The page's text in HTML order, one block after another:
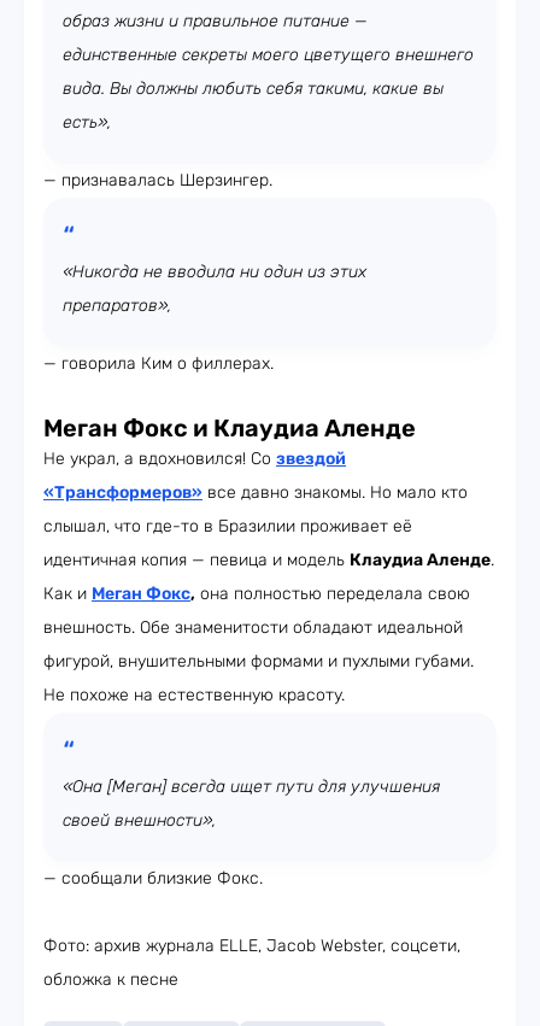
образ жизни и правильное питание —
единственные секреты моего цветущего внешнего
вида. Вы должны любить себя такими, какие вы
есть»,
— признавалась Шерзингер.
«Никогда не вводила ни один из этих
препаратов»,
— говорила Ким о филлерах.
Меган Фокс и Клаудиа Аленде
Не украл, а вдохновился! Со звездой
«Трансформеров» все давно знакомы. Но мало кто
слышал, что где-то в Бразилии проживает её
идентичная копия — певица и модель Клаудиа Аленде.
Как и Меган Фокс, она полностью переделала свою
внешность. Обе знаменитости обладают идеальной
фигурой, внушительными формами и пухлыми губами.
Не похоже на естественную красоту.
«Она [Меган] всегда ищет пути для улучшения
своей внешности»,
— сообщали близкие Фокс.
Фото: архив журнала ELLE, Jacob Webster, соцсети,
обложка к песне